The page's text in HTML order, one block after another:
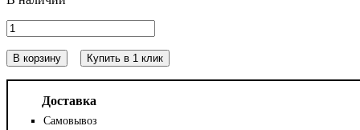
В корзину Купить в 1 клик
Доставка
Самовывоз